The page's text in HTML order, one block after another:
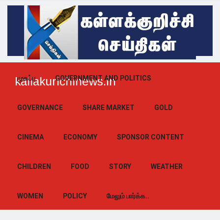
kallakurichinews.in
முகப்பு GOVERNMENT AND POLITICS
GOVERNANCE SHARE MARKET GOLD
CINEMA ECONOMY SPONSOR CONTENT
CHILDREN FOOD STORY WEATHER
WOMEN POLICY மேலும் பார்க்க..